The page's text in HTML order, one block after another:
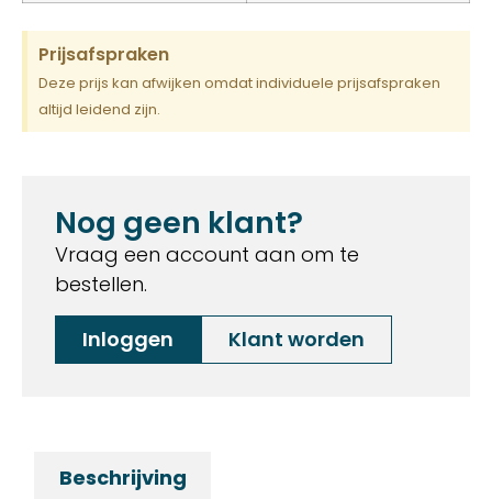
Prijsafspraken
Deze prijs kan afwijken omdat individuele prijsafspraken
altijd leidend zijn.
Nog geen klant?
Vraag een account aan om te
bestellen.
Inloggen
Klant worden
Beschrijving